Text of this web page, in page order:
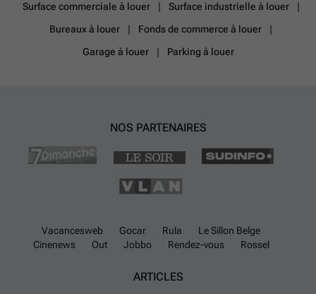
Surface commerciale à louer
Surface industrielle à louer
Bureaux à louer
Fonds de commerce à louer
Garage à louer
Parking à louer
NOS PARTENAIRES
Vacancesweb Gocar Rula
Le Sillon Belge
Cinenews
Out Jobbo Rendez-vous Rossel
ARTICLES